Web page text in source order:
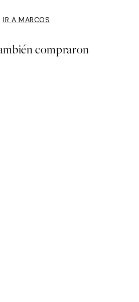
IR A MARCOS
compraron